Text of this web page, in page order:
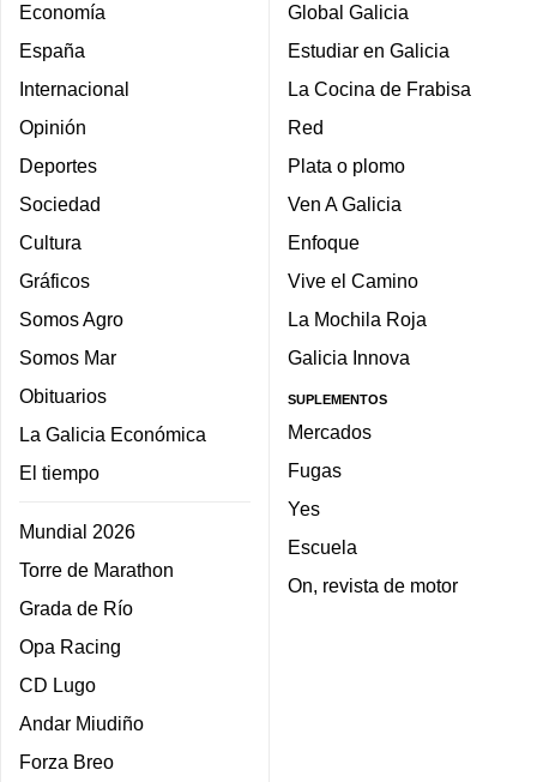
Economía
España
Internacional
Opinión
Deportes
Sociedad
Cultura
Gráficos
Somos Agro
Somos Mar
Obituarios
La Galicia Económica
El tiempo
Mundial 2026
Torre de Marathon
Grada de Río
Opa Racing
CD Lugo
Andar Miudiño
Forza Breo
Global Galicia
Estudiar en Galicia
La Cocina de Frabisa
Red
Plata o plomo
Ven A Galicia
Enfoque
Vive el Camino
La Mochila Roja
Galicia Innova
SUPLEMENTOS
Mercados
Fugas
Yes
Escuela
On, revista de motor